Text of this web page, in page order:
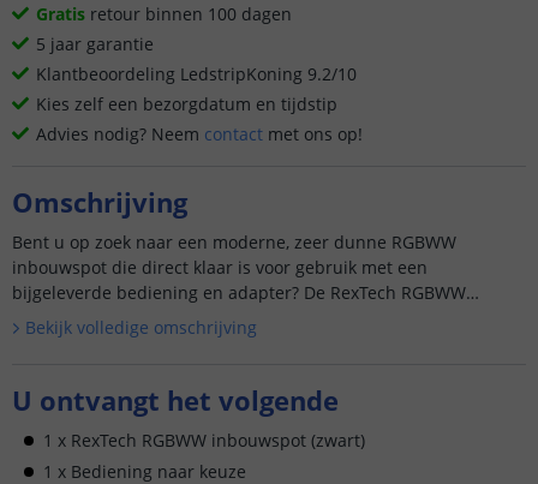
Gratis retour binnen 100 dagen
5 jaar garantie
Klantbeoordeling LedstripKoning 9.2/10
Kies zelf een bezorgdatum en tijdstip
Advies nodig? Neem contact met ons op!
Omschrijving
Bent u op zoek naar een moderne, zeer dunne RGBWW
inbouwspot die direct klaar is voor gebruik met een
bijgeleverde bediening en adapter? De RexTech RGBWW
inbouwspot ...
Bekijk volledige omschrijving
U ontvangt het volgende
1 x RexTech RGBWW inbouwspot (zwart)
1 x Bediening naar keuze